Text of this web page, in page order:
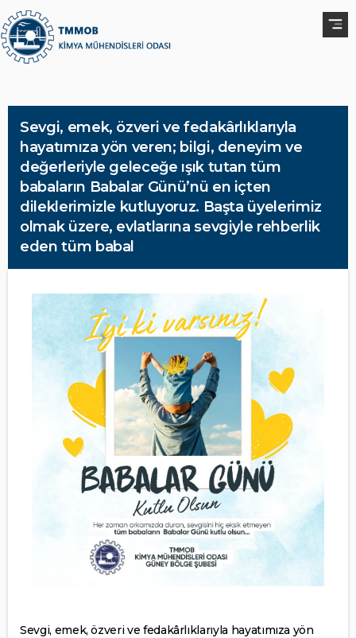
Sevgi, emek, özveri ve fedakârlıklarıyla
hayatımıza yön veren; bilgi, deneyim ve
değerleriyle geleceğe ışık tutan tüm
babaların Babalar Günü’nü en içten
dileklerimizle kutluyoruz. Başta üyelerimiz
olmak üzere, evlatlarına sevgiyle rehberlik
eden tüm babal
Sevgi, emek, özveri ve fedakârlıklarıyla hayatımıza yön